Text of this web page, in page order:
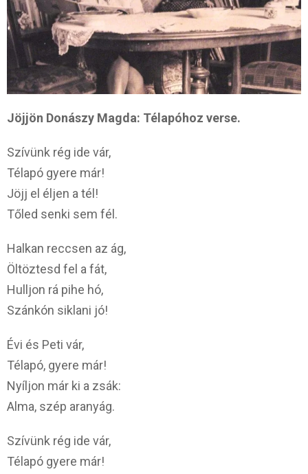
Jöjjön Donászy Magda: Télapóhoz verse.
Szívünk rég ide vár,
Télapó gyere már!
Jöjj el éljen a tél!
Tőled senki sem fél.
Halkan reccsen az ág,
Öltöztesd fel a fát,
Hulljon rá pihe hó,
Szánkón siklani jó!
Évi és Peti vár,
Télapó, gyere már!
Nyíljon már ki a zsák:
Alma, szép aranyág.
Szívünk rég ide vár,
Télapó gyere már!